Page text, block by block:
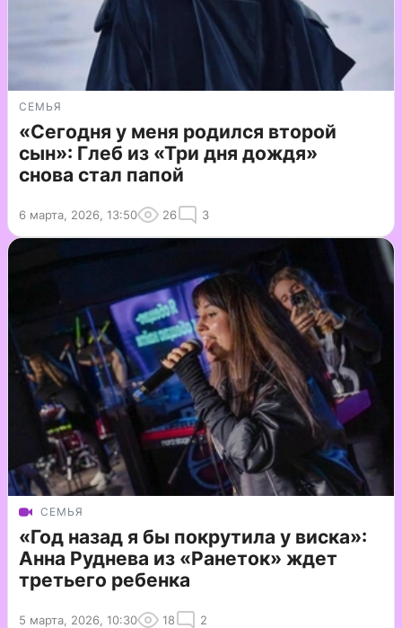
СЕМЬЯ
«Сегодня у меня родился второй
сын»: Глеб из «Три дня дождя»
снова стал папой
6 марта, 2026, 13:50 26 3
СЕМЬЯ
«Год назад я бы покрутила у виска»:
Анна Руднева из «Ранеток» ждет
третьего ребенка
5 марта, 2026, 10:30 18 2